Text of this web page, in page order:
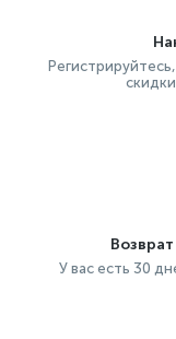
У вас есть 30